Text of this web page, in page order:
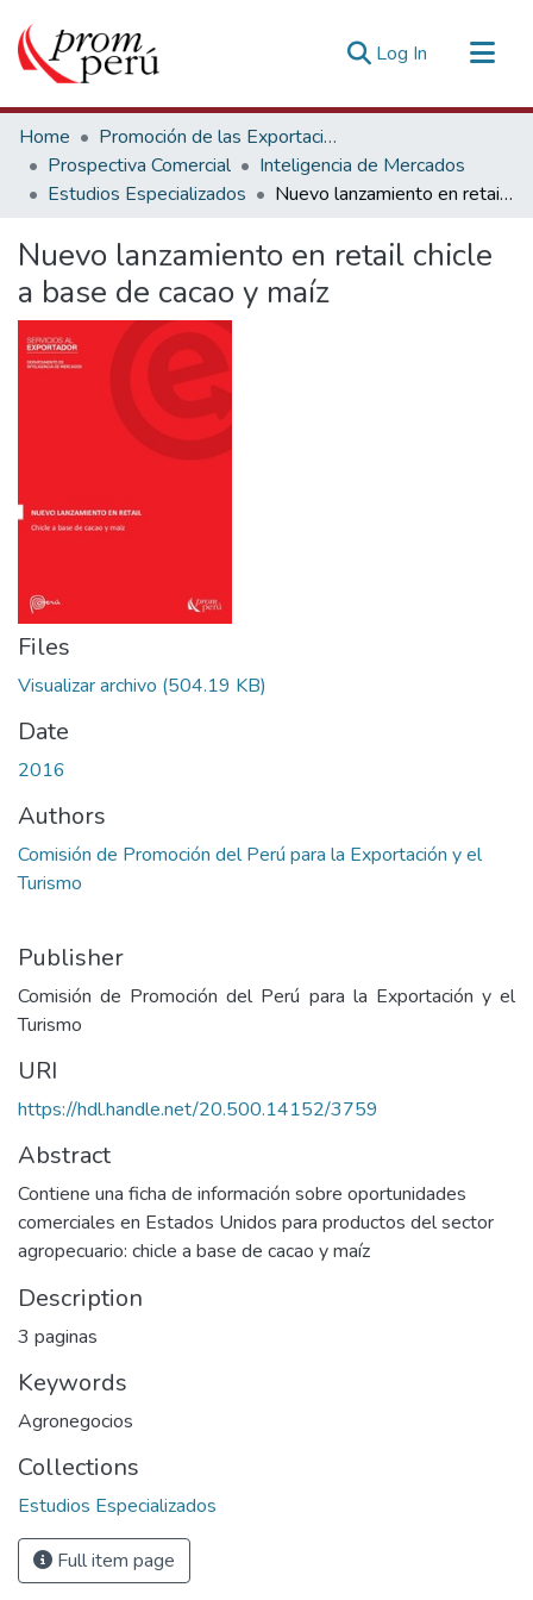
Log In (current)
Communities & Collections
All of DSpace
Statistics
Home
Promoción de las Exportaciones
Prospectiva Comercial
Inteligencia de Mercados
Estudios Especializados
Nuevo lanzamiento en retail chicle a base de cacao y maíz
Nuevo lanzamiento en retail chicle
a base de cacao y maíz
Files
Visualizar archivo (504.19 KB)
Date
2016
Authors
Comisión de Promoción del Perú para la Exportación y el
Turismo
Publisher
Comisión de Promoción del Perú para la Exportación y el
Turismo
URI
https://hdl.handle.net/20.500.14152/3759
Abstract
Contiene una ficha de información sobre oportunidades
comerciales en Estados Unidos para productos del sector
agropecuario: chicle a base de cacao y maíz
Description
3 paginas
Keywords
Agronegocios
Collections
Estudios Especializados
Full item page